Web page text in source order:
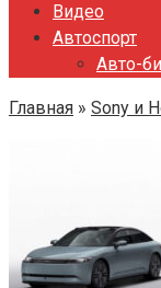
Видео
Автоспорт
Авто-
Главная » Sony и